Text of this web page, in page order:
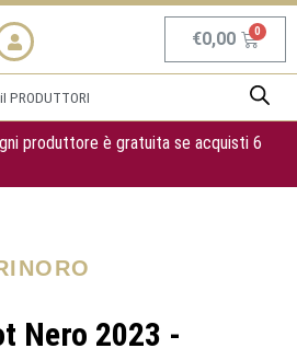
€0,00
I PRODUTTORI
produttore è gratuita se acquisti 6
Nero 2023 -